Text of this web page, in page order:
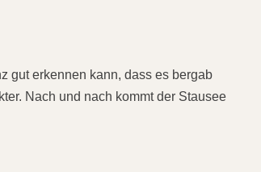
gut erkennen kann, dass es bergab
Nach und nach kommt der Stausee